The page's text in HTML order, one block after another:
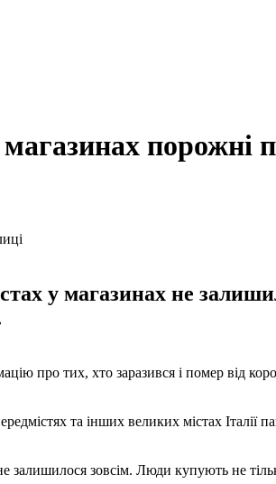
магазинах порожні
у магазинах не
про тих, хто заразився і помер від
та інших великих містах
зовсім. Люди купують не